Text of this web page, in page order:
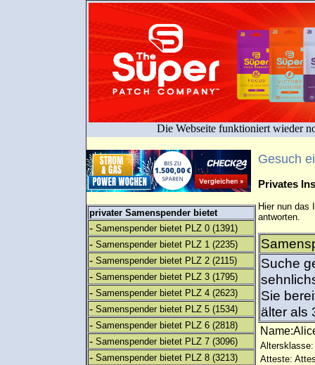
Die Webseite funktioniert wieder
privater Samenspender bietet
- Samenspender bietet PLZ 0 (1391)
- Samenspender bietet PLZ 1 (2235)
- Samenspender bietet PLZ 2 (2115)
- Samenspender bietet PLZ 3 (1795)
- Samenspender bietet PLZ 4 (2623)
- Samenspender bietet PLZ 5 (1534)
- Samenspender bietet PLZ 6 (2818)
- Samenspender bietet PLZ 7 (3096)
- Samenspender bietet PLZ 8 (3213)
Gesuch
Privates
Hier nun das
antworten.
Suche
Sie
älter als
Altersklasse:
Atteste: